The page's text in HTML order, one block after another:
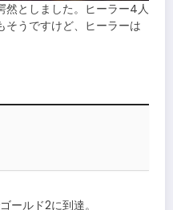
然としました。ヒーラー4人
そうですけど、ヒーラーは
ールド2に到達。